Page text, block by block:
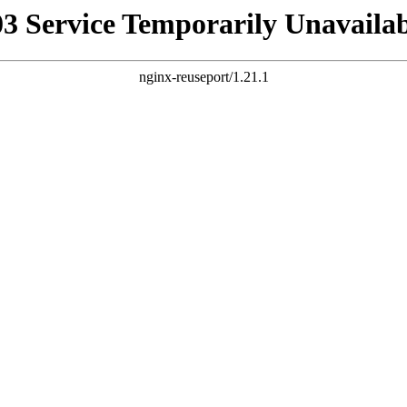
Service Temporarily
nginx-reuseport/1.21.1